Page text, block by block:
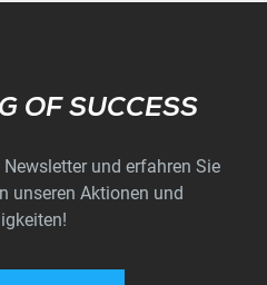
Subscribe
OF SUCCESS
und erfahren Sie
unseren Aktionen und